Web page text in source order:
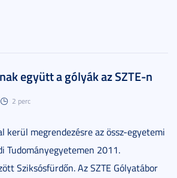
együtt a gólyák az SZTE-n
2 perc
kerül megrendezésre az össz-egyetemi
Tudományegyetemen 2011.
Sziksósfürdőn. Az SZTE Gólyatábor